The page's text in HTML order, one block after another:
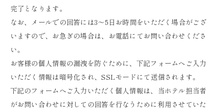
完了となります。
なお、メールでの回答には3～5日お時間をいただく場合がござ
いますので、お急ぎの場合は、お電話にてお問い合わせくださ
い。
お客様の個人情報の漏洩を防ぐために、下記フォームへご入力
いただく情報は暗号化され、SSLモードにて送信されます。
下記のフォームへご入力いただく個人情報は、当ホテル担当者
がお問い合わせに対しての回答を行なうために利用させていた